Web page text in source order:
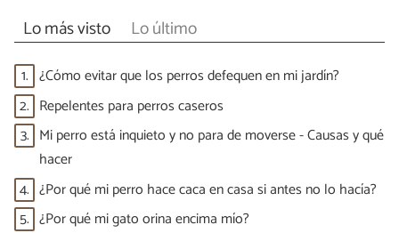
Lo más visto Lo último
1. ¿Cómo evitar que los perros defequen en mi jardín?
2. Repelentes para perros caseros
3. Mi perro está inquieto y no para de moverse - Causas y qué
hacer
4. ¿Por qué mi perro hace caca en casa si antes no lo hacía?
5. ¿Por qué mi gato orina encima mío?